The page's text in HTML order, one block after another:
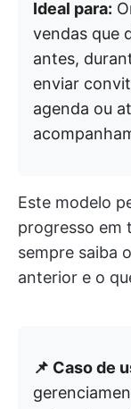
Ideal para:
vendas que
antes,
enviar
agenda ou
Este modelo
progresso em
sempre saiba
anterior e o
📌 Caso de